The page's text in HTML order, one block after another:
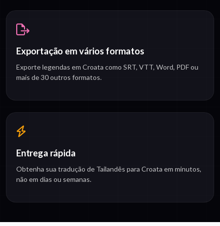
Exportação em vários formatos
Exporte legendas em Croata como SRT, VTT, Word, PDF ou
mais de 30 outros formatos.
Entrega rápida
Obtenha sua tradução de Tailandês para Croata em minutos,
não em dias ou semanas.